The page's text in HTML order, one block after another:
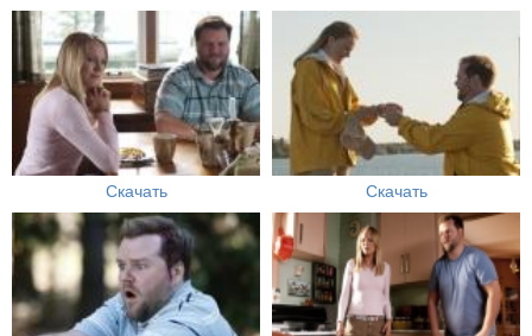
Скачать Скачать